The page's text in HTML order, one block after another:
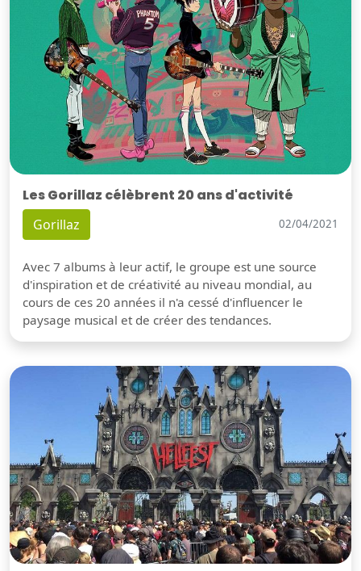
Les Gorillaz célèbrent 20 ans d'activité
Gorillaz 02/04/2021
Avec 7 albums à leur actif, le groupe est une source
d'inspiration et de créativité au niveau mondial, au
cours de ces 20 années il n'a cessé d'influencer le
paysage musical et de créer des tendances.